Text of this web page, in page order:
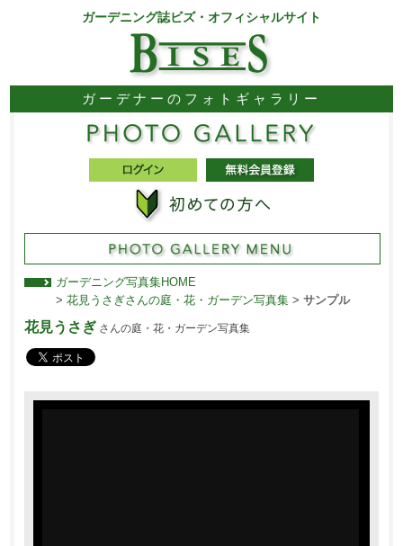
ガーデニング誌ビズ・オフィシャルサイト
ガーデナーのフォトギャラリー
ガーデニング写真集HOME
> 花見うさぎさんの庭・花・ガーデン写真集> サンプル
花見うさぎ さんの庭・花・ガーデン写真集